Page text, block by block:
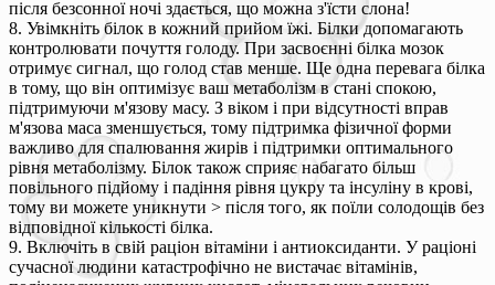
після безсонної ночі здається, що можна з'їсти слона!
8. Увімкніть білок в кожний прийом їжі. Білки допомагають
контролювати почуття голоду. При засвоєнні білка мозок
отримує сигнал, що голод став менше. Ще одна перевага білка
в тому, що він оптимізує ваш метаболізм в стані спокою,
підтримуючи м'язову масу. З віком і при відсутності вправ
м'язова маса зменшується, тому підтримка фізичної форми
важливо для спалювання жирів і підтримки оптимального
рівня метаболізму. Білок також сприяє набагато більш
повільного підйому і падіння рівня цукру та інсуліну в крові,
тому ви можете уникнути > після того, як поїли солодощів без
відповідної кількості білка.
9. Включіть в свій раціон вітаміни і антиоксиданти. У раціоні
сучасної людини катастрофічно не вистачає вітамінів,